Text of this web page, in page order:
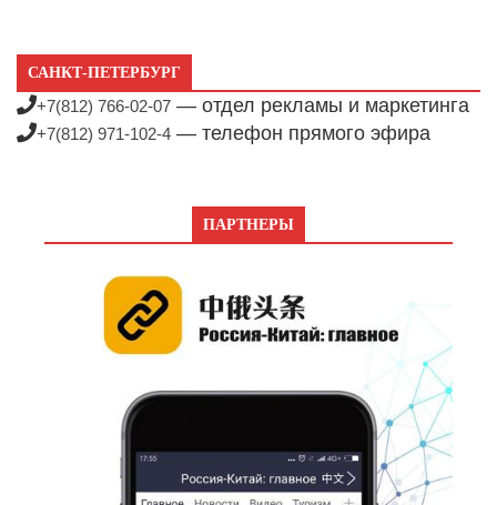
САНКТ-ПЕТЕРБУРГ
+7(812) 766-02-07 — отдел рекламы и маркетинга
+7(812) 971-102-4 — телефон прямого эфира
ПАРТНЕРЫ